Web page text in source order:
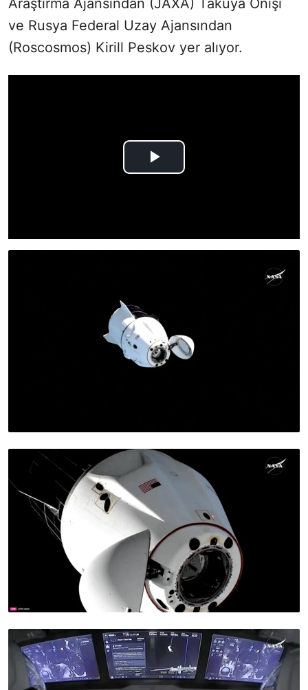
Araştırma Ajansından (JAXA) Takuya Onişi
ve Rusya Federal Uzay Ajansından
(Roscosmos) Kirill Peskov yer alıyor.